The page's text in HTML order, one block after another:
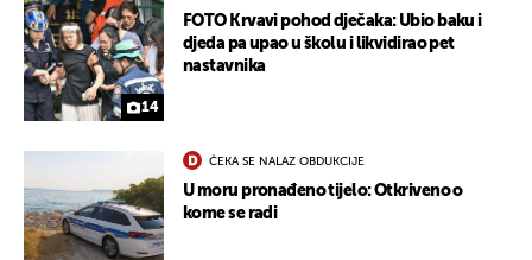
14
FOTO Krvavi pohod dječaka: Ubio baku i
djeda pa upao u školu i likvidirao pet
nastavnika
ČEKA SE NALAZ OBDUKCIJE
U moru pronađeno tijelo: Otkriveno o
kome se radi